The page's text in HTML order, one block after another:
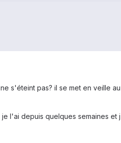
s'éteint pas? il se met en veille
l'ai depuis quelques semaines